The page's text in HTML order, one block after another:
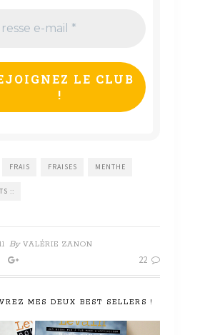
FRAIS FRAISES MENTHE
::
By VALÉRIE ZANON
22
MES DEUX BEST SELLERS !